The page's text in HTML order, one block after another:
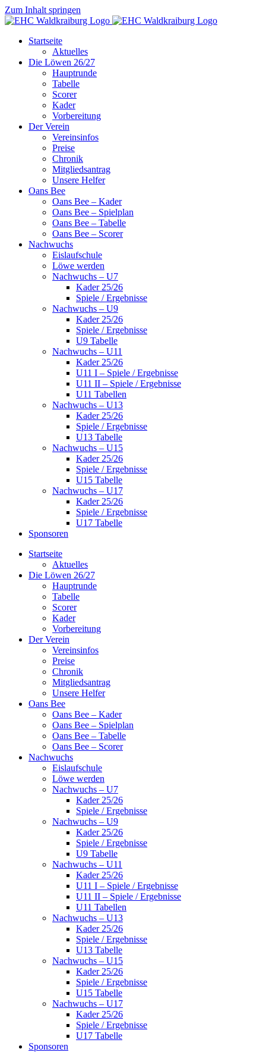
Zum Inhalt springen
Startseite
Aktuelles
Die Löwen 26/27
Hauptrunde
Tabelle
Scorer
Kader
Vorbereitung
Der Verein
Vereinsinfos
Preise
Chronik
Mitgliedsantrag
Unsere Helfer
Oans Bee
Oans Bee – Kader
Oans Bee – Spielplan
Oans Bee – Tabelle
Oans Bee – Scorer
Nachwuchs
Eislaufschule
Löwe werden
Nachwuchs – U7
Kader 25/26
Spiele / Ergebnisse
Nachwuchs – U9
Kader 25/26
Spiele / Ergebnisse
U9 Tabelle
Nachwuchs – U11
Kader 25/26
U11 I – Spiele / Ergebnisse
U11 II – Spiele / Ergebnisse
U11 Tabellen
Nachwuchs – U13
Kader 25/26
Spiele / Ergebnisse
U13 Tabelle
Nachwuchs – U15
Kader 25/26
Spiele / Ergebnisse
U15 Tabelle
Nachwuchs – U17
Kader 25/26
Spiele / Ergebnisse
U17 Tabelle
Sponsoren
Startseite
Aktuelles
Die Löwen 26/27
Hauptrunde
Tabelle
Scorer
Kader
Vorbereitung
Der Verein
Vereinsinfos
Preise
Chronik
Mitgliedsantrag
Unsere Helfer
Oans Bee
Oans Bee – Kader
Oans Bee – Spielplan
Oans Bee – Tabelle
Oans Bee – Scorer
Nachwuchs
Eislaufschule
Löwe werden
Nachwuchs – U7
Kader 25/26
Spiele / Ergebnisse
Nachwuchs – U9
Kader 25/26
Spiele / Ergebnisse
U9 Tabelle
Nachwuchs – U11
Kader 25/26
U11 I – Spiele / Ergebnisse
U11 II – Spiele / Ergebnisse
U11 Tabellen
Nachwuchs – U13
Kader 25/26
Spiele / Ergebnisse
U13 Tabelle
Nachwuchs – U15
Kader 25/26
Spiele / Ergebnisse
U15 Tabelle
Nachwuchs – U17
Kader 25/26
Spiele / Ergebnisse
U17 Tabelle
Sponsoren